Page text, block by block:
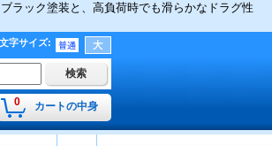
ラック塗装と、高負荷時でも滑らかなドラグ性
文字サイズ:
0 カートの中身